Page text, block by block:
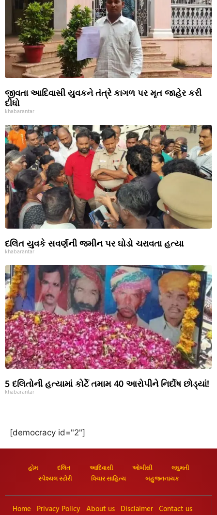
જીવતા આદિવાસી યુવકને તંત્રે કાગળ પર મૃત જાહેર કરી
દીધો
khabarantar
દલિત યુવકે સવર્ણની જમીન પર ઘોડો ચરાવતા હત્યા
khabarantar
5 દલિતોની હત્યામાં કોર્ટે તમામ 40 આરોપીને નિર્દોષ છોડ્યાં!
khabarantar
[democracy id="2"]
હોમ દલિત આદિવાસી ઓબીસી
લઘુમતી
સ્પેશ્યલ સ્ટોરી
વિચાર સાહિત્ય બહુજનનાયક
Home Privacy Policy About us Disclaimer Contact us